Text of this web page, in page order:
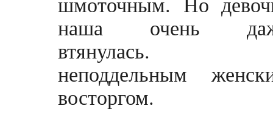
наша очень
втянулась.
неподдельным
восторгом.